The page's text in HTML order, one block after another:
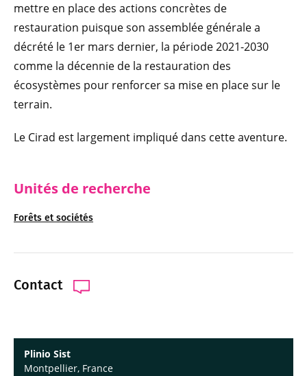
Unités de recherche
Forêts et sociétés
Contact
Plinio Sist
Montpellier, France
mettre en place des actions concrètes de
restauration puisque son assemblée générale a
décrété le 1er mars dernier, la période 2021-2030
comme la décennie de la restauration des
écosystèmes pour renforcer sa mise en place sur le
terrain.
Le Cirad est largement impliqué dans cette aventure.